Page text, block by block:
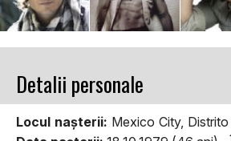
Detalii personale
Locul naşterii: Mexico City,